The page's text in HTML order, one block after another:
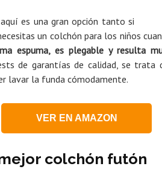
es una gran opción tanto si
un colchón para los niños
espuma, es plegable y resulta
de garantías de calidad, se trata
lavar la funda cómodamente.
VER EN AMAZON
colchón futón